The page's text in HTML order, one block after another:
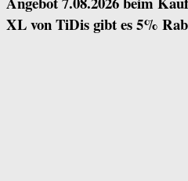
XL von TiDis gibt es 5%